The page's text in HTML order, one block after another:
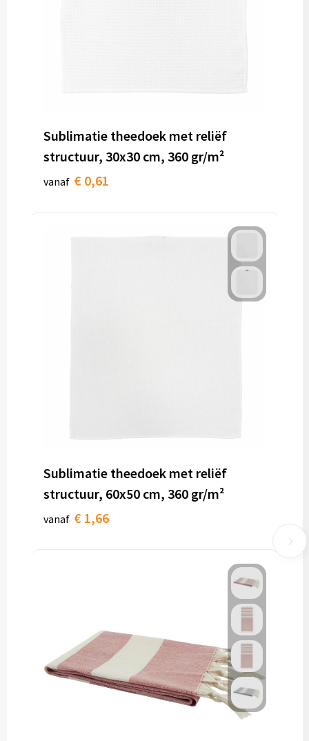
Sublimatie theedoek met reliëf
structuur, 30x30 cm, 360 gr/m²
vanaf € 0,61
Sublimatie theedoek met reliëf
structuur, 60x50 cm, 360 gr/m²
vanaf € 1,66